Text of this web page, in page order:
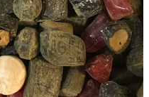
Sweets of Denmark
Lakrids
140 g